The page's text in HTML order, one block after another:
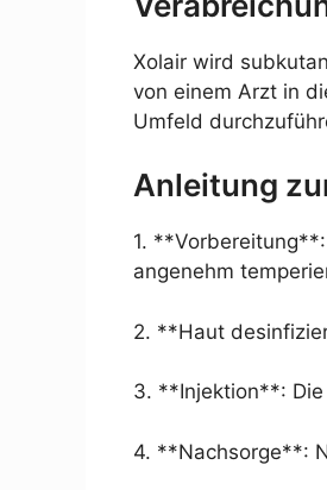
Xolair wird
von einem Arzt in
Umfeld
Anleitung
1.
angenehm
2. **Haut
3. **Injektion**:
4. **Nachsorge**: